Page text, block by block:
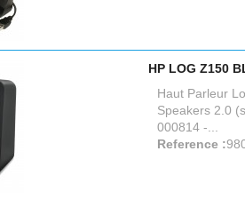
HP LOG Z150
Haut Parleur
Speakers 2.0
000814 -...
Reference :